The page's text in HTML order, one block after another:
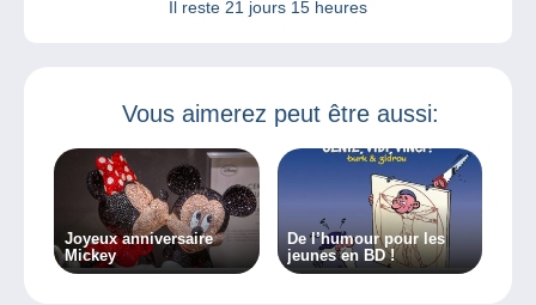
Il reste 21 jours 15 heures
Vous aimerez peut être aussi:
Joyeux anniversaire
Mickey
De l’humour pour les
jeunes en BD !